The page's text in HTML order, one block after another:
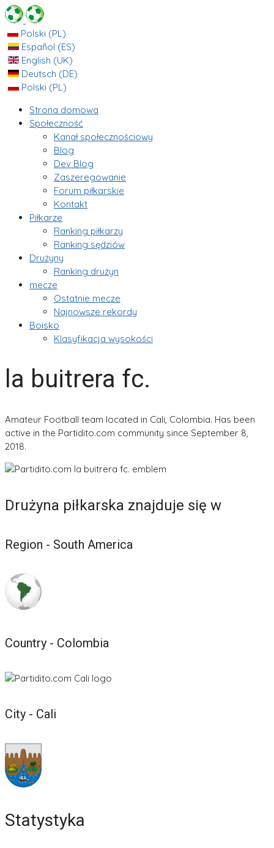
Polski (PL)
Español (ES)
English (UK)
Deutsch (DE)
Polski (PL)
Strona domowa
Społeczność
Kanał społecznościowy
Blog
Dev Blog
Zaszeregowanie
Forum piłkarskie
Kontakt
Piłkarze
Ranking piłkarzy
Ranking sędziów
Drużyny
Ranking drużyn
mecze
Ostatnie mecze
Najnowsze rekordy
Boisko
Klasyfikacja wysokości
la buitrera fc.
Amateur Football team located in Cali, Colombia. Has been
active in the Partidito.com community since September 8,
2018.
Drużyna piłkarska znajduje się w
Region - South America
Country - Colombia
City - Cali
Statystyka